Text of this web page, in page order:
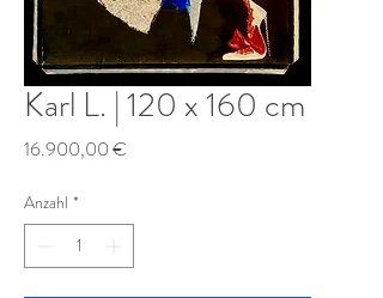
Karl L. | 120 x 160 cm
16.900,00 €
Anzahl *